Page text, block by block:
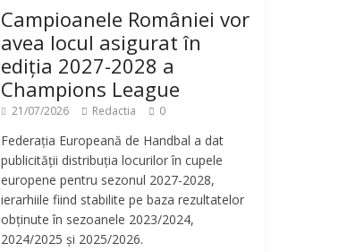
Campioanele României vor
avea locul asigurat în
ediția 2027-2028 a
Champions League
21/07/2026 Redactia 0
Federația Europeană de Handbal a dat
publicității distribuția locurilor în cupele
europene pentru sezonul 2027-2028,
ierarhiile fiind stabilite pe baza rezultatelor
obținute în sezoanele 2023/2024,
2024/2025 și 2025/2026.